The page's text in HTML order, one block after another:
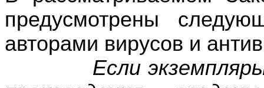
предусмотрены
авторами вирусов и
Если экземпляры